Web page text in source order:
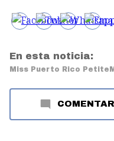
En esta noticia:
Miss Puerto Rico Petite